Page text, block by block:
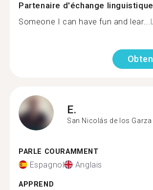
Partenaire d'échange
Someone I can have fun and lear...
E.
San Nicolás de los Garza
PARLE COURAMMENT
Espagnol Anglais
APPREND